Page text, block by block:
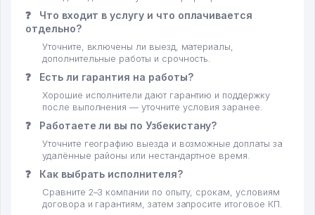
❓
Что входит в услугу и что оплачивается
отдельно?
Уточните, включены ли выезд, материалы,
дополнительные работы и срочность.
❓ Есть ли гарантия на работы?
Хорошие исполнители дают гарантию и поддержку
после выполнения — уточните условия заранее.
❓ Работаете ли вы по Узбекистану?
Уточните географию выезда и возможные доплаты за
удалённые районы или нестандартное время.
❓ Как выбрать исполнителя?
Сравните 2–3 компании по опыту, срокам, условиям
договора и гарантиям, затем запросите итоговое КП.